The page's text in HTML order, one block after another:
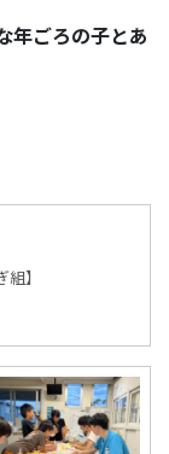
年ごろの子とあ
】